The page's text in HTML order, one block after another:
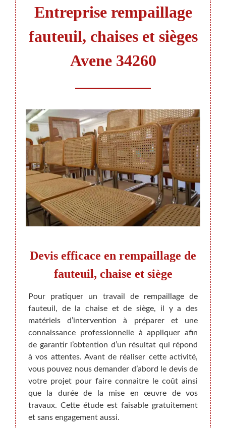
Entreprise rempaillage
fauteuil, chaises et sièges
Avene 34260
vos
des
vos
Devis efficace en rempaillage de
fauteuil, chaise et siège
Pour pratiquer un travail de rempaillage de
fauteuil, de la chaise et de siège, il y a des
matériels d’intervention à préparer et une
connaissance professionnelle à appliquer afin
de garantir l’obtention d’un résultat qui répond
à vos attentes. Avant de réaliser cette activité,
vous pouvez nous demander d’abord le devis de
votre projet pour faire connaitre le coût ainsi
que la durée de la mise en œuvre de vos
travaux. Cette étude est faisable gratuitement
et sans engagement aussi.
Que
que